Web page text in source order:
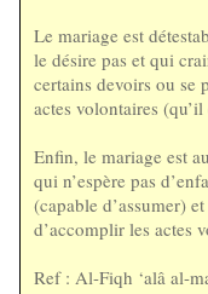
Le mariage est
le désire pas et qui
certains devoirs ou se
actes volontaires
Enfin, le mariage est
qui n’espère pas
(capable d’assumer)
d’accomplir les actes
Ref : Al-Fiqh ‘alâ al-